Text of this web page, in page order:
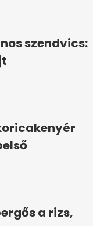
szendvics:
a rizs,